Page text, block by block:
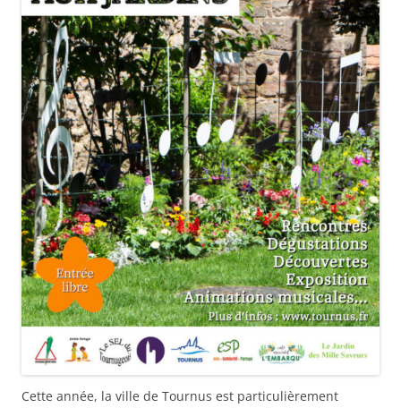
Cette année, la ville de Tournus est particulièrement